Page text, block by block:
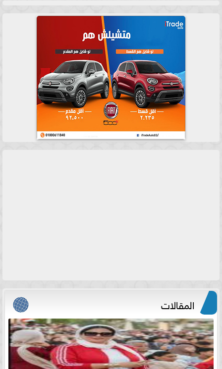
المقالات